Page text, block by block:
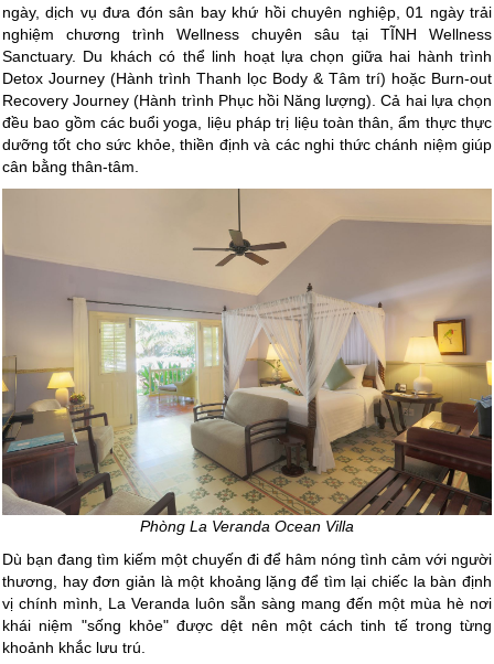
ngày, dịch vụ đưa đón sân bay khứ hồi chuyên nghiệp, 01 ngày trải
nghiệm chương trình Wellness chuyên sâu tại TĨNH Wellness
Sanctuary. Du khách có thể linh hoạt lựa chọn giữa hai hành trình
Detox Journey (Hành trình Thanh lọc Body & Tâm trí) hoặc Burn-out
Recovery Journey (Hành trình Phục hồi Năng lượng). Cả hai lựa chọn
đều bao gồm các buổi yoga, liệu pháp trị liệu toàn thân, ẩm thực thực
dưỡng tốt cho sức khỏe, thiền định và các nghi thức chánh niệm giúp
cân bằng thân-tâm.
Phòng La Veranda Ocean Villa
Dù bạn đang tìm kiếm một chuyến đi để hâm nóng tình cảm với người
thương, hay đơn giản là một khoảng lặng để tìm lại chiếc la bàn định
vị chính mình, La Veranda luôn sẵn sàng mang đến một mùa hè nơi
khái niệm "sống khỏe" được dệt nên một cách tinh tế trong từng
khoảnh khắc lưu trú.